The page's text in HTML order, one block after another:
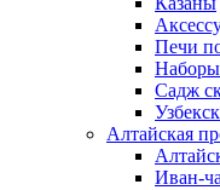
Печи
Садж
Алтайская
Иван-